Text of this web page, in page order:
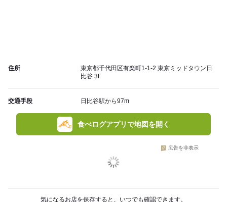
住所
東京都千代田区有楽町1-1-2 東京ミッドタウン日
比谷 3F
交通手段 日比谷駅から97m
食べログアプリで地図を開く
広告を非表示
気になるお店を保存すると、いつでも確認できます。